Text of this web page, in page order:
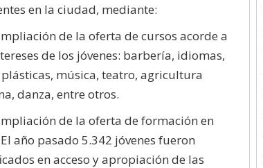
en la ciudad, mediante:
de la oferta de cursos acorde a
de los jóvenes: barbería, idiomas,
música, teatro, agricultura
danza, entre otros.
de la oferta de formación en
El año pasado 5.342 jóvenes fueron
en acceso y apropiación de las